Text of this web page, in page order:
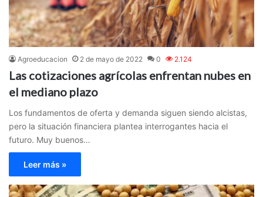
Agroeducacion 2 de mayo de 2022 0 2.124
Las cotizaciones agrícolas enfrentan nubes en
el mediano plazo
Los fundamentos de oferta y demanda siguen siendo alcistas,
pero la situación financiera plantea interrogantes hacia el
futuro. Muy buenos…
Leer más »